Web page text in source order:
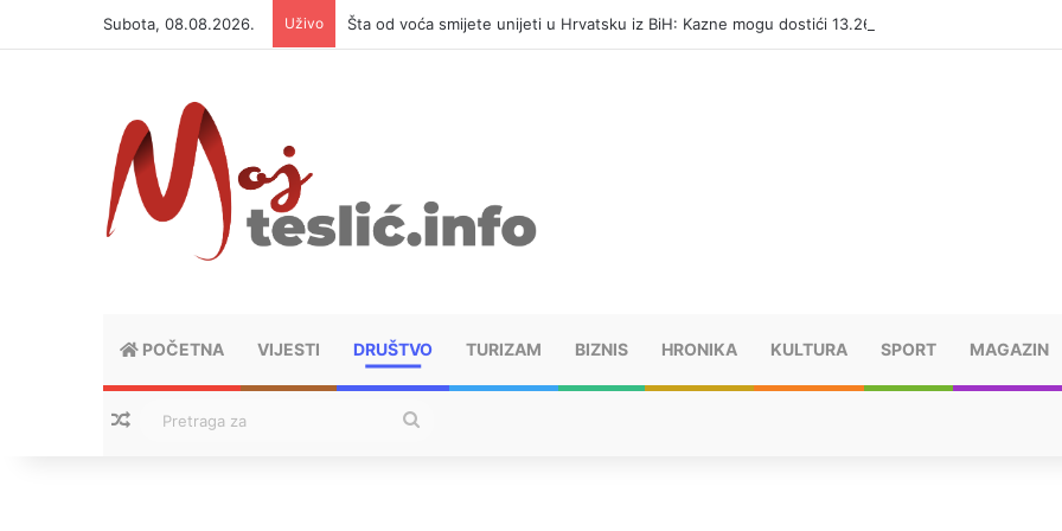
Subota, 08.08.2026. Uživo Šta od voća smijete unijeti u Hrvatsku iz BiH: Kazne mogu dostići 13.260 evra
POČETNA VIJESTI DRUŠTVO TURIZAM BIZNIS HRONIKA KULTURA SPORT MAGAZIN
Nasumični tekstovi